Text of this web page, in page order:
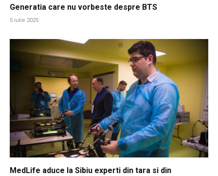
Generatia care nu vorbeste despre BTS
5 iulie 2025
MedLife aduce la Sibiu experti din tara si din